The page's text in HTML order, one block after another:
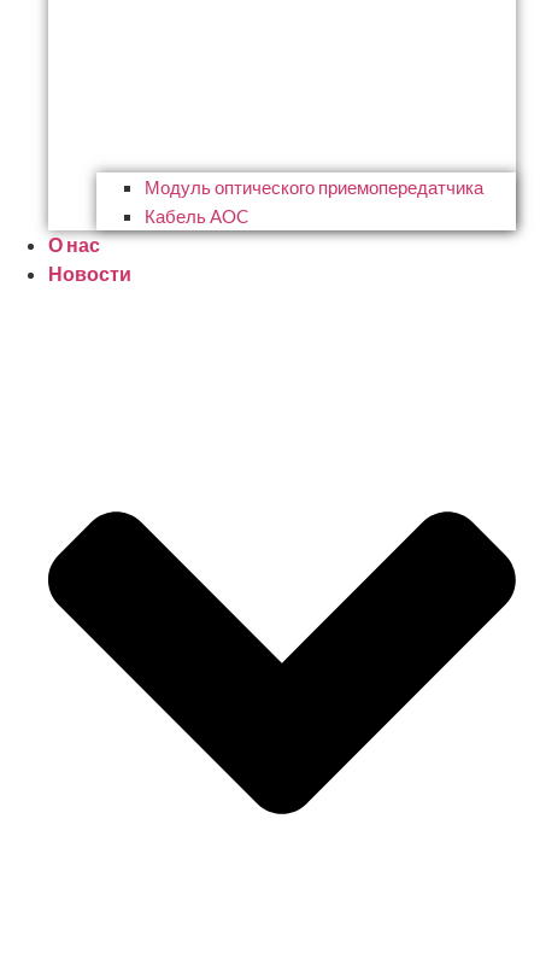
Модуль оптического приемопередатчика
Кабель AOC
О нас
Новости